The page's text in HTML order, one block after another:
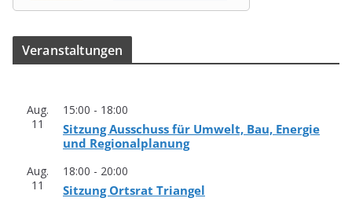
Ver­an­stal­tun­gen
Aug.
11
15:00 - 18:00
Sit­zung Aus­schuss für Umwelt, Bau, Ener­gie
und Regionalplanung
Aug.
11
18:00 - 20:00
Sit­zung Orts­rat Triangel